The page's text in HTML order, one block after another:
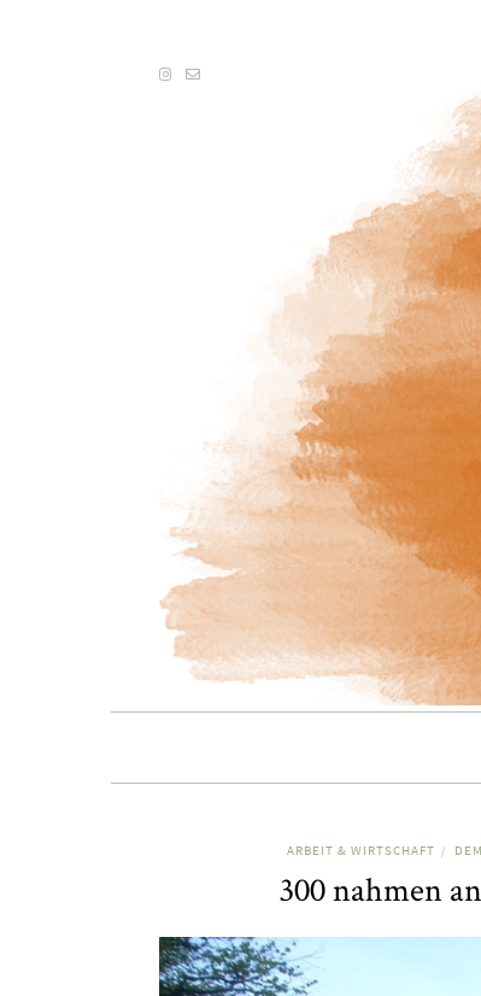
ARBEIT & WIRTSCHAFT /
300 nahmen